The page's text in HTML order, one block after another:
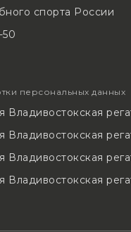
спорта России
персональных данных